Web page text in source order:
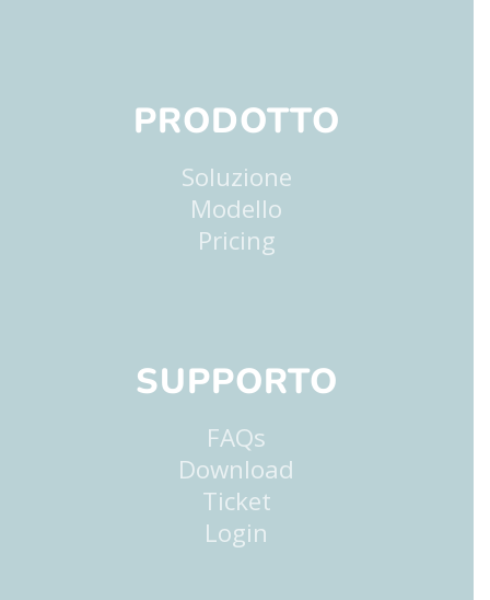
PRODOTTO
Soluzione
Modello
Pricing
SUPPORTO
FAQs
Download
Ticket
Login